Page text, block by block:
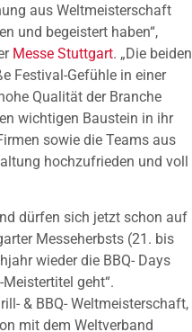
aus Weltmeisterschaft
und begeistert haben“,
Messe Stuttgart. „Die beiden
Festival-Gefühle in einer
Qualität der Branche
wichtigen Baustein in ihr
sowie die Teams aus
hochzufrieden und voll
dürfen sich jetzt schon auf
Messeherbsts (21. bis
wieder die BBQ- Days
geht“.
& BBQ- Weltmeisterschaft,
mit dem Weltverband